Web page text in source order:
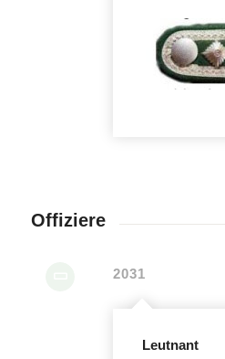
Offiziere
2031
Leutnant